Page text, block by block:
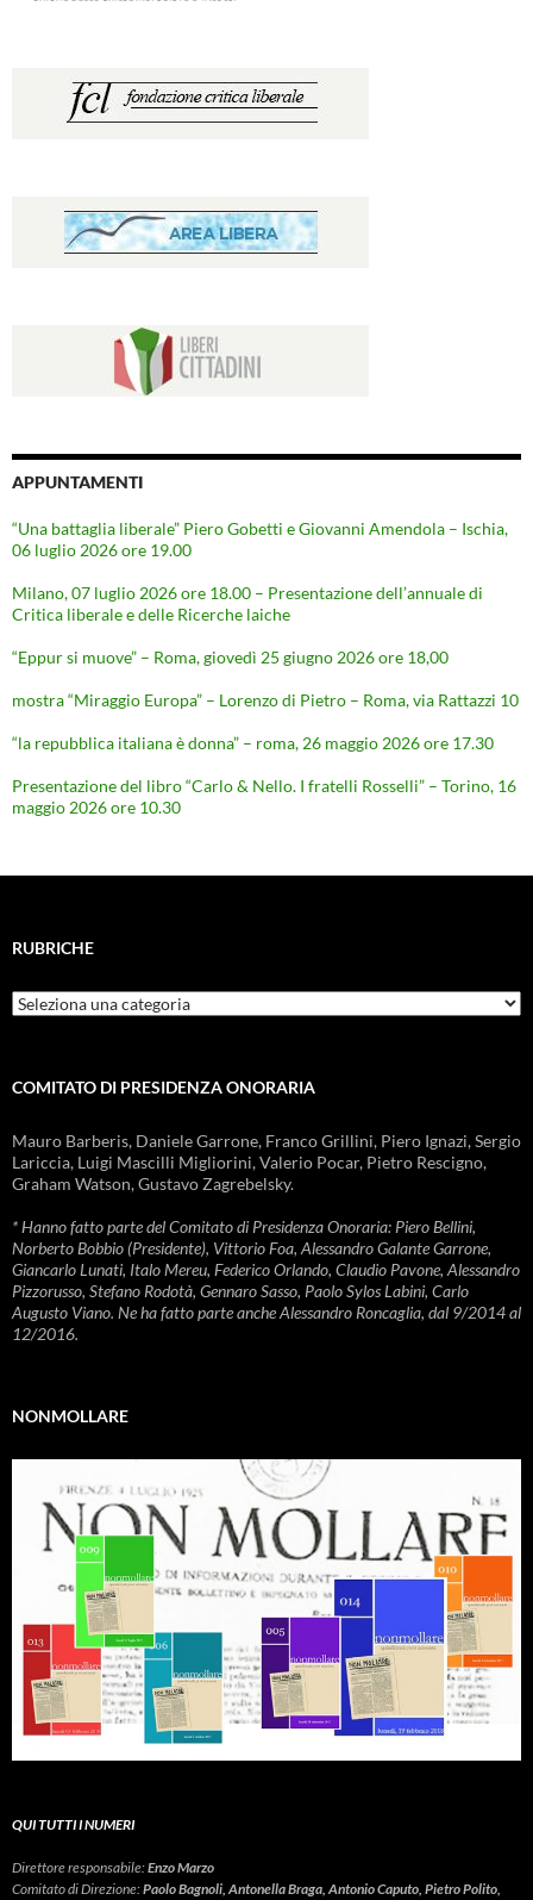
APPUNTAMENTI
“Una battaglia liberale” Piero Gobetti e Giovanni Amendola – Ischia,
06 luglio 2026 ore 19.00
Milano, 07 luglio 2026 ore 18.00 – Presentazione dell’annuale di
Critica liberale e delle Ricerche laiche
“Eppur si muove” – Roma, giovedì 25 giugno 2026 ore 18,00
mostra “Miraggio Europa” – Lorenzo di Pietro – Roma, via Rattazzi 10
“la repubblica italiana è donna” – roma, 26 maggio 2026 ore 17.30
Presentazione del libro “Carlo & Nello. I fratelli Rosselli” – Torino, 16
maggio 2026 ore 10.30
RUBRICHE
Rubriche
COMITATO DI PRESIDENZA ONORARIA
Mauro Barberis, Daniele Garrone, Franco Grillini, Piero Ignazi, Sergio
Lariccia, Luigi Mascilli Migliorini, Valerio Pocar, Pietro Rescigno,
Graham Watson, Gustavo Zagrebelsky.
* Hanno fatto parte del Comitato di Presidenza Onoraria: Piero Bellini,
Norberto Bobbio (Presidente), Vittorio Foa, Alessandro Galante Garrone,
Giancarlo Lunati, Italo Mereu, Federico Orlando, Claudio Pavone, Alessandro
Pizzorusso, Stefano Rodotà, Gennaro Sasso, Paolo Sylos Labini, Carlo
Augusto Viano. Ne ha fatto parte anche Alessandro Roncaglia, dal 9/2014 al
12/2016.
NONMOLLARE
QUI TUTTI I NUMERI
Direttore responsabile:Enzo Marzo
Comitato di Direzione:Paolo Bagnoli, Antonella Braga, Antonio Caputo, Pietro Polito,